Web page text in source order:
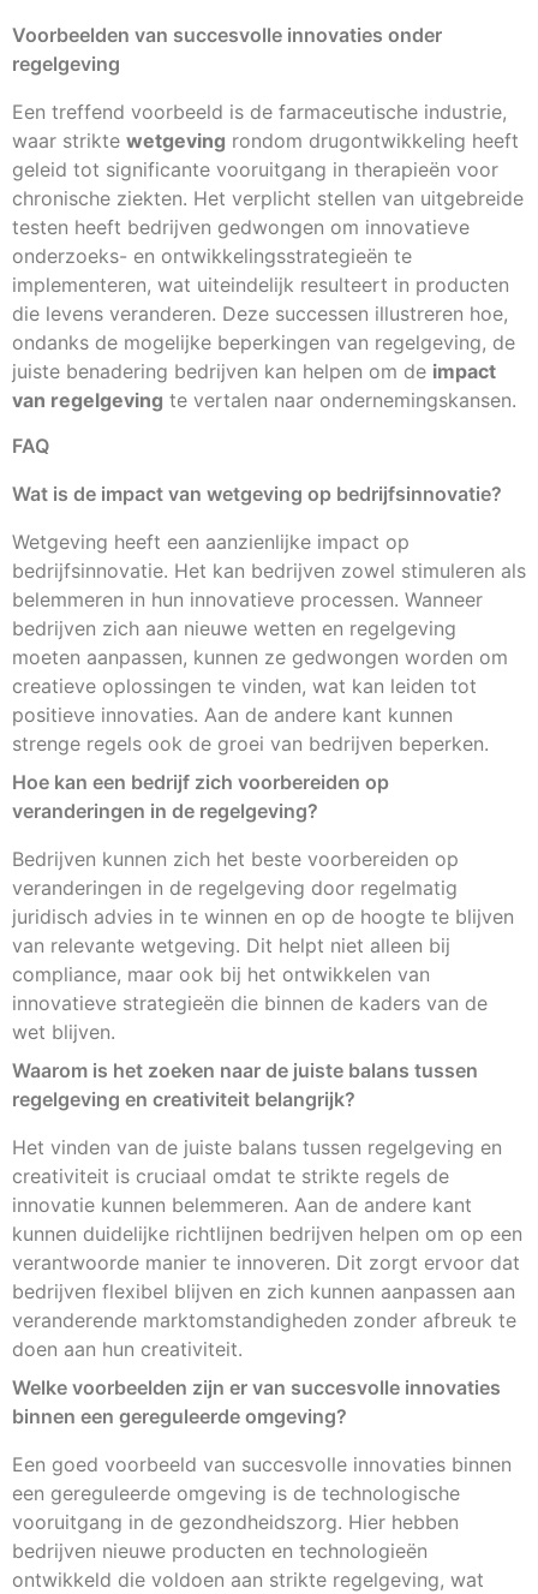
Voorbeelden van succesvolle innovaties onder
regelgeving
Een treffend voorbeeld is de farmaceutische industrie,
waar strikte wetgeving rondom drugontwikkeling heeft
geleid tot significante vooruitgang in therapieën voor
chronische ziekten. Het verplicht stellen van uitgebreide
testen heeft bedrijven gedwongen om innovatieve
onderzoeks- en ontwikkelingsstrategieën te
implementeren, wat uiteindelijk resulteert in producten
die levens veranderen. Deze successen illustreren hoe,
ondanks de mogelijke beperkingen van regelgeving, de
juiste benadering bedrijven kan helpen om de impact
van regelgeving te vertalen naar ondernemingskansen.
FAQ
Wat is de impact van wetgeving op bedrijfsinnovatie?
Wetgeving heeft een aanzienlijke impact op
bedrijfsinnovatie. Het kan bedrijven zowel stimuleren als
belemmeren in hun innovatieve processen. Wanneer
bedrijven zich aan nieuwe wetten en regelgeving
moeten aanpassen, kunnen ze gedwongen worden om
creatieve oplossingen te vinden, wat kan leiden tot
positieve innovaties. Aan de andere kant kunnen
strenge regels ook de groei van bedrijven beperken.
Hoe kan een bedrijf zich voorbereiden op
veranderingen in de regelgeving?
Bedrijven kunnen zich het beste voorbereiden op
veranderingen in de regelgeving door regelmatig
juridisch advies in te winnen en op de hoogte te blijven
van relevante wetgeving. Dit helpt niet alleen bij
compliance, maar ook bij het ontwikkelen van
innovatieve strategieën die binnen de kaders van de
wet blijven.
Waarom is het zoeken naar de juiste balans tussen
regelgeving en creativiteit belangrijk?
Het vinden van de juiste balans tussen regelgeving en
creativiteit is cruciaal omdat te strikte regels de
innovatie kunnen belemmeren. Aan de andere kant
kunnen duidelijke richtlijnen bedrijven helpen om op een
verantwoorde manier te innoveren. Dit zorgt ervoor dat
bedrijven flexibel blijven en zich kunnen aanpassen aan
veranderende marktomstandigheden zonder afbreuk te
doen aan hun creativiteit.
Welke voorbeelden zijn er van succesvolle innovaties
binnen een gereguleerde omgeving?
Een goed voorbeeld van succesvolle innovaties binnen
een gereguleerde omgeving is de technologische
vooruitgang in de gezondheidszorg. Hier hebben
bedrijven nieuwe producten en technologieën
ontwikkeld die voldoen aan strikte regelgeving, wat